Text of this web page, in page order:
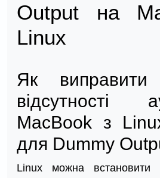
Output на
Linux
Як виправити
відсутності
MacBook з
для Dummy
Linux можна встановити